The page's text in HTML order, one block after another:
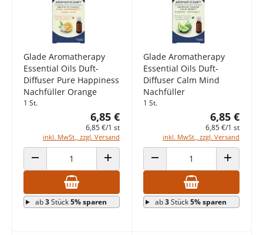
Glade Aromatherapy
Essential Oils Duft-
Diffuser Pure Happiness
Nachfüller Orange
1 St.
6,85 €
6,85 €/1 st
inkl. MwSt., zzgl. Versand
ANZAHL VERRINGERN ANZAHL ERHÖHEN
ab3Stück5% sparen
Glade Aromatherapy
Essential Oils Duft-
Diffuser Calm Mind
Nachfüller
1 St.
6,85 €
6,85 €/1 st
inkl. MwSt., zzgl. Versand
ANZAHL VERRINGERN ANZAHL
ab3Stück5% sparen